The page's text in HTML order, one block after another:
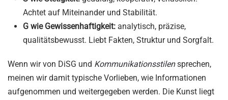
Achtet auf Miteinander und Stabilität.
G wie Gewissenhaftigkeit: analytisch, präzise,
qualitätsbewusst. Liebt Fakten, Struktur und Sorgfalt.
Wenn wir von DiSG und Kommunikationsstilensprechen,
meinen wir damit typische Vorlieben, wie Informationen
aufgenommen und weitergegeben werden. Die Kunst liegt